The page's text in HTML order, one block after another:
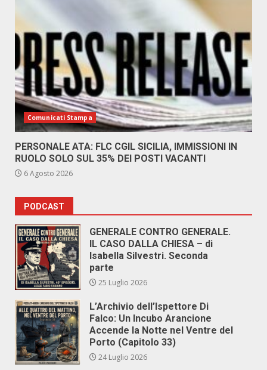
Comunicati Stampa
PERSONALE ATA: FLC CGIL SICILIA, IMMISSIONI IN
RUOLO SOLO SUL 35% DEI POSTI VACANTI
6 Agosto 2026
PODCAST
GENERALE CONTRO GENERALE.
IL CASO DALLA CHIESA – di
Isabella Silvestri. Seconda
parte
25 Luglio 2026
L’Archivio dell’Ispettore Di
Falco: Un Incubo Arancione
Accende la Notte nel Ventre del
Porto (Capitolo 33)
24 Luglio 2026